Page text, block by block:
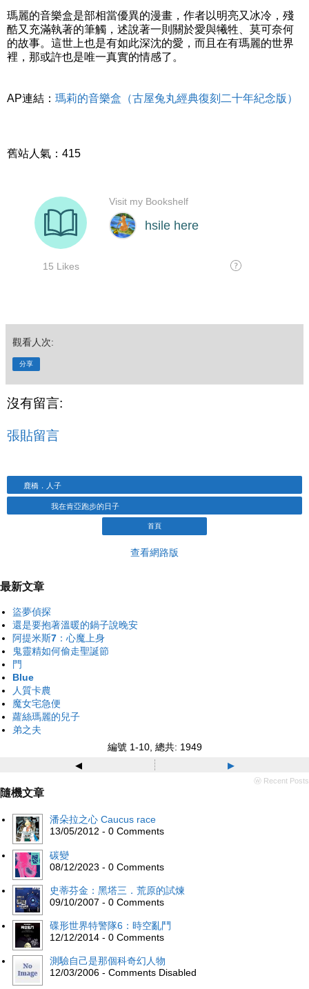
瑪麗的音樂盒是部相當優異的漫畫，作者以明亮又冰冷，殘
酷又充滿執著的筆觸，述說著一則關於愛與犧牲、莫可奈何
的故事。這世上也是有如此深沈的愛，而且在有瑪麗的世界
裡，那或許也是唯一真實的情感了。
AP連結： 瑪莉的音樂盒（古屋兔丸經典復刻二十年紀念版）
舊站人氣：415
觀看人次:
分享
沒有留言:
張貼留言
鹿橋．人子
我在肯亞跑步的日子
首頁
查看網路版
最新文章
盜夢偵探
還是要抱著溫暖的鍋子說晚安
阿提米斯7：心魔上身
鬼靈精如何偷走聖誕節
門
Blue
人質卡農
魔女宅急便
蘿絲瑪麗的兒子
弟之夫
編號 1-10, 總共: 1949
◂ ▸
ⓦ Recent Posts
隨機文章
潘朵拉之心 Caucus race
13/05/2012 - 0 Comments
碳變
08/12/2023 - 0 Comments
史蒂芬金：黑塔三．荒原的試煉
09/10/2007 - 0 Comments
碟形世界特警隊6：時空亂鬥
12/12/2014 - 0 Comments
測驗自己是那個科奇幻人物
12/03/2006 - Comments Disabled